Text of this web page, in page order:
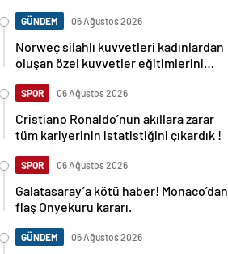
GÜNDEM 06 Ağustos 2026
Norweç silahlı kuvvetleri kadınlardan
oluşan özel kuvvetler eğitimlerini
SPOR 06 Ağustos 2026
Cristiano Ronaldo’nun akıllara zarar
tüm kariyerinin istatistiğini çıkardık !
SPOR 06 Ağustos 2026
Galatasaray’a kötü haber! Monaco’dan
flaş Onyekuru kararı.
GÜNDEM 06 Ağustos 2026